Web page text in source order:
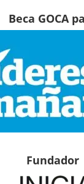
Beca GOCA
Fundador